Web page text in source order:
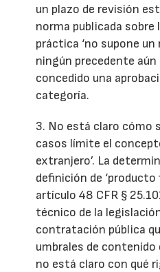
un plazo de revisión
norma publicada sobre
práctica ‘no supone un
ningún precedente aún
concedido una
categoría.
3. No está claro cómo
casos límite el
extranjero’. La
definición de ‘producto
artículo 48 CFR §
técnico de la
contratación pública
umbrales de contenido
no está claro con qué